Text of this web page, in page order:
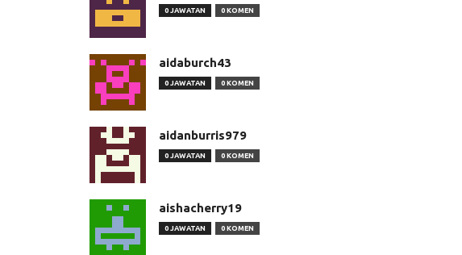
0 JAWATAN 0 KOMEN
aidaburch43
0 JAWATAN 0 KOMEN
aidanburris979
0 JAWATAN 0 KOMEN
aishacherry19
0 JAWATAN 0 KOMEN